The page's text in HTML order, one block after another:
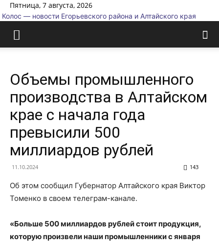
Пятница, 7 августа, 2026
Колос — новости Егорьевского района и Алтайского края
Объемы промышленного
производства в Алтайском
крае с начала года
превысили 500
миллиардов рублей
11.10.2024 143
Об этом сообщил Губернатор Алтайского края Виктор
Томенко в своем телеграм-канале.
«Больше 500 миллиардов рублей стоит продукция,
которую произвели наши промышленники с января